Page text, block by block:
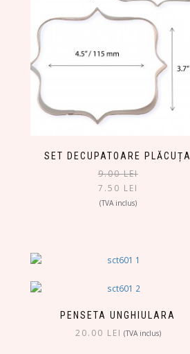
SET DECUPATOARE PLĂCUȚA
9.00LEI
7.50 LEI
(TVA inclus)
PENSETA UNGHIULARA
20.00 LEI (TVA inclus)